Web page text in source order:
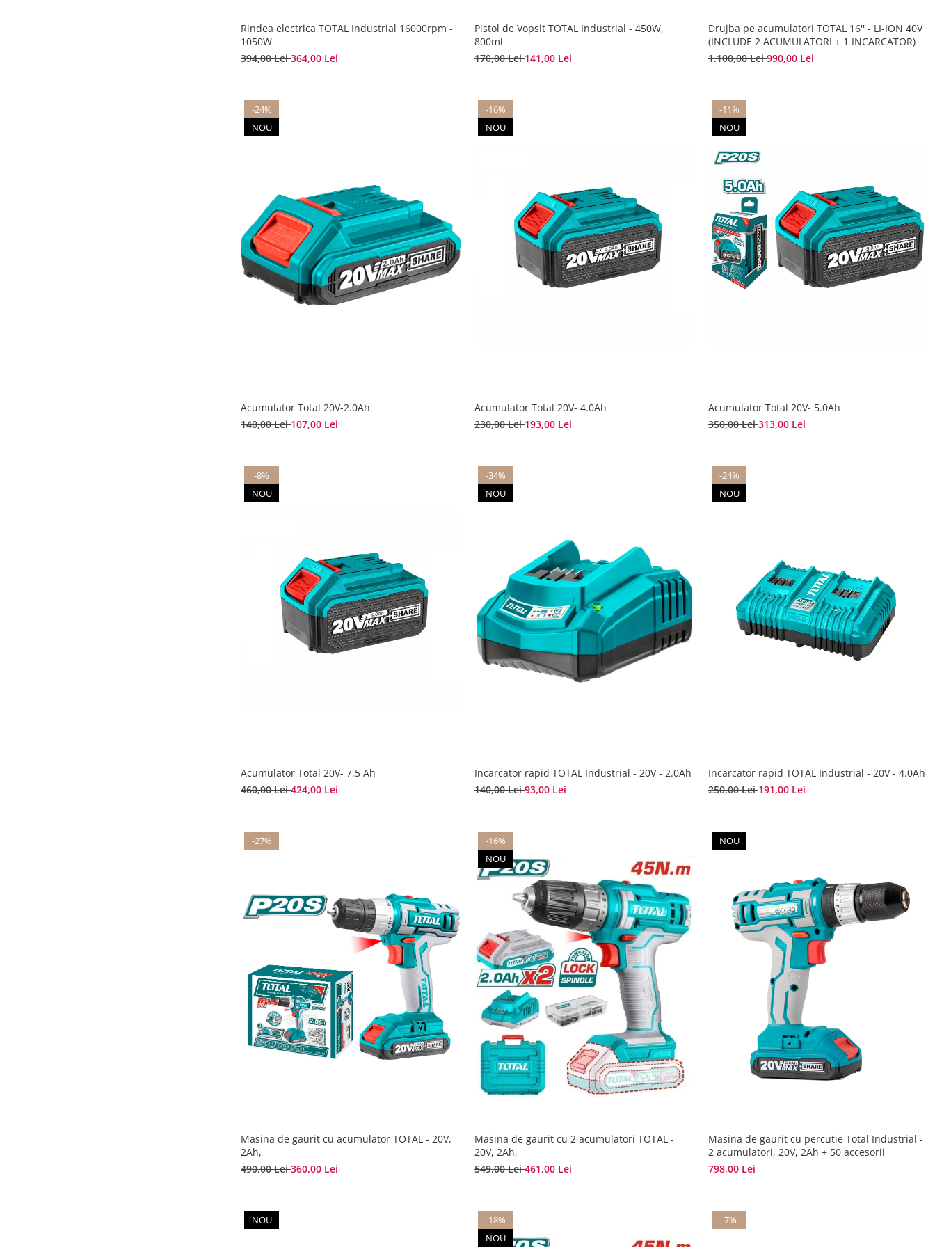
Rindea electrica TOTAL Industrial 16000rpm -
1050W
394,00 Lei364,00 Lei
Pistol de Vopsit TOTAL Industrial - 450W,
800ml
170,00 Lei141,00 Lei
Drujba pe acumulatori TOTAL 16'' - LI-ION 40V
(INCLUDE 2 ACUMULATORI + 1 INCARCATOR)
1.100,00 Lei990,00 Lei
-24%
NOU
Acumulator Total 20V-2.0Ah
140,00 Lei107,00 Lei
-16%
NOU
Acumulator Total 20V- 4.0Ah
230,00 Lei193,00 Lei
-11%
NOU
Acumulator Total 20V- 5.0Ah
350,00 Lei313,00 Lei
-8%
NOU
Acumulator Total 20V- 7.5 Ah
460,00 Lei424,00 Lei
-34%
NOU
Incarcator rapid TOTAL Industrial - 20V - 2.0Ah
140,00 Lei93,00 Lei
-24%
NOU
Incarcator rapid TOTAL Industrial - 20V - 4.0Ah
250,00 Lei191,00 Lei
-27%
Masina de gaurit cu acumulator TOTAL - 20V,
2Ah,
490,00 Lei360,00 Lei
-16%
NOU
Masina de gaurit cu 2 acumulatori TOTAL -
20V, 2Ah,
549,00 Lei461,00 Lei
NOU
Masina de gaurit cu percutie Total Industrial -
2 acumulatori, 20V, 2Ah + 50 accesorii
798,00 Lei
NOU
-18%
NOU
-7%